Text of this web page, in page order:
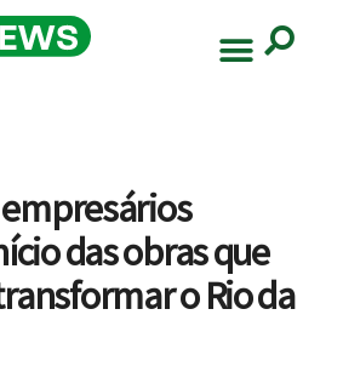
das obras que
o Rio da